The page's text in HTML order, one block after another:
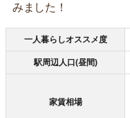
みました！
一人暮らしオススメ度
駅周辺人口(昼間)
家賃相場